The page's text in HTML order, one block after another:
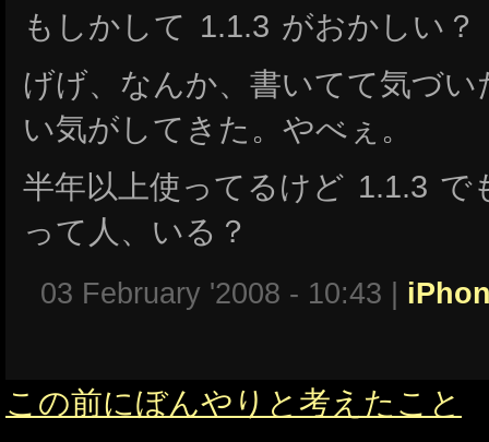
もしかして 1.1.3 がおかしい？
げげ、なんか、書いてて気づ
い気がしてきた。やべぇ。
半年以上使ってるけど 1.1.3 で
って人、いる？
03 February '2008 - 10:43 |
この前にぼんやりと考えたこと